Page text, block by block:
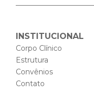
INSTITUCIONAL
Corpo Clínico
Estrutura
Convênios
Contato